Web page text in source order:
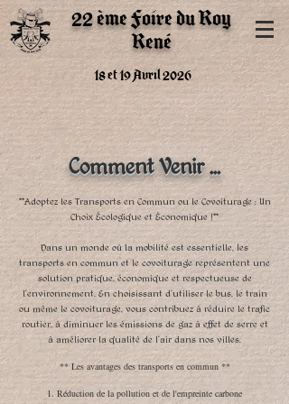
22 ème Foire du Roy
René
18 et 19 Avril 2026
Comment Venir ...
**Adoptez les Transports en Commun ou le Covoiturage : Un
Choix Écologique et Économique !**
Dans un monde où la mobilité est essentielle, les
transports en commun et le covoiturage représentent une
solution pratique, économique et respectueuse de
l'environnement. En choisissant d'utiliser le bus, le train
ou même le covoiturage, vous contribuez à réduire le trafic
routier, à diminuer les émissions de gaz à effet de serre et
à améliorer la qualité de l'air dans nos villes.
** Les avantages des transports en commun **
1. Réduction de la pollution et de l'empreinte carbone